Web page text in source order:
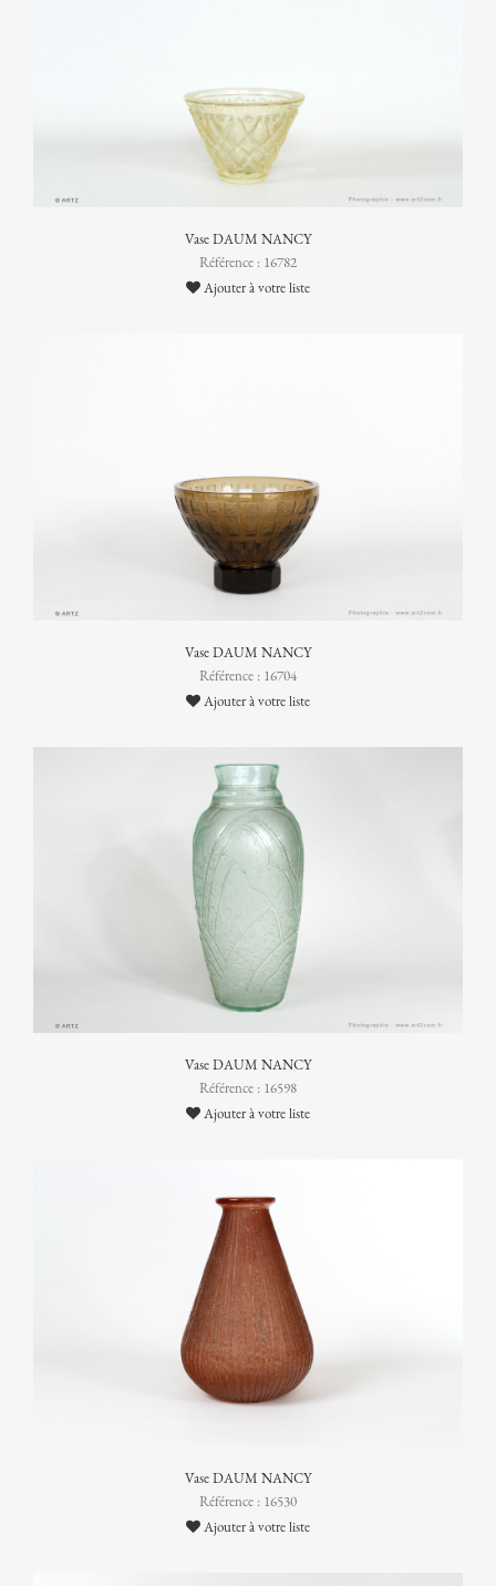
Vase DAUM NANCY
Référence : 16782
Ajouter à votre liste
Vase DAUM NANCY
Référence : 16704
Ajouter à votre liste
Vase DAUM NANCY
Référence : 16598
Ajouter à votre liste
Vase DAUM NANCY
Référence : 16530
Ajouter à votre liste